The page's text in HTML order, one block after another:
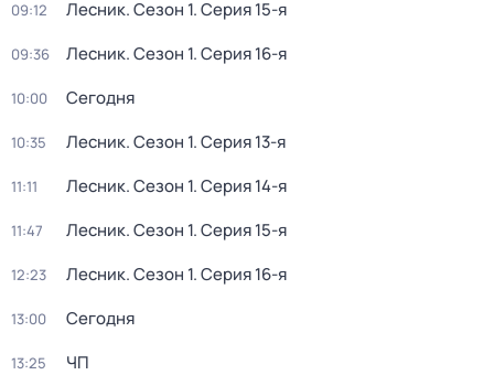
09:12 Лесник. Сезон 1. Серия 15-я
09:36 Лесник. Сезон 1. Серия 16-я
10:00 Сегодня
10:35 Лесник. Сезон 1. Серия 13-я
11:11 Лесник. Сезон 1. Серия 14-я
11:47 Лесник. Сезон 1. Серия 15-я
12:23 Лесник. Сезон 1. Серия 16-я
13:00 Сегодня
13:25 ЧП